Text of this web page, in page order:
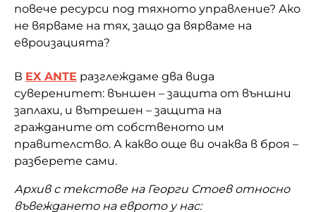
повече ресурси под тяхното управление? Ако
не вярваме на тях, защо да вярваме на
евроизацията?
В EX ANTE разглеждаме два вида
суверенитет: външен – защита от външни
заплахи, и вътрешен – защита на
гражданите от собственото им
правителство. А какво още ви очаква в броя –
разберете сами.
Архив с текстове на Георги Стоев относно
въвеждането на еврото у нас: